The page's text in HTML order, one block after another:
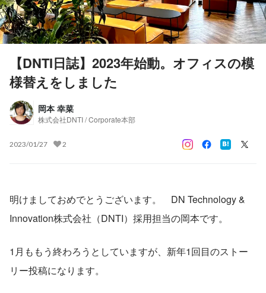
【DNTI日誌】2023年始動。オフィスの模
様替えをしました
岡本 幸菜
株式会社DNTI / Corporate本部
2023/01/27 2
明けましておめでとうございます。　DN Technology &
Innovation株式会社（DNTI）採用担当の岡本です。
1月ももう終わろうとしていますが、新年1回目のストー
リー投稿になります。